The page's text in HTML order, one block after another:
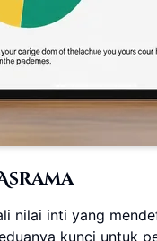
nilai inti yang
kunci untuk